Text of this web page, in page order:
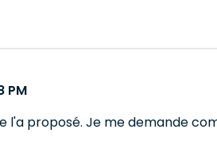
PM
proposé. Je me demande